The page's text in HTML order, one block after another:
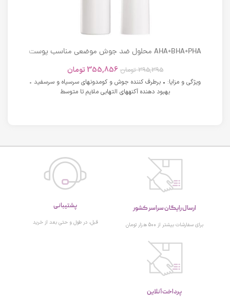
AHA+BHA+PHA محلول ضد جوش موضعی مناسب پوست
395,395 تومان 355,856 تومان
ویژگی و مزایا: • برطرف کننده جوش و کومدونهای سرسیاه و سرسفید •
بهبود دهنده آکنههای التهابی ملایم تا متوسط
ارسال رایگان سراسر کشور
برای سفارشات بیشتر از 500 هزار تومان
پشتیبانی
قبل، در طول و حتی بعد از خرید
پرداخت آنلاین